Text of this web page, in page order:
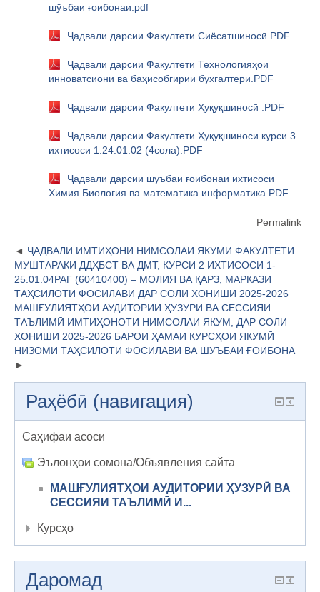
шӯъбаи ғоибонаи.pdf
Ҷадвали дарсии Факултети Сиёсатшиносӣ.PDF
Ҷадвали дарсии Факултети Технологияҳои
инноватсионӣ ва баҳисобгирии бухгалтерӣ.PDF
Ҷадвали дарсии Факултети Ҳуқуқшиносӣ .PDF
Ҷадвали дарсии Факултети Ҳуқуқшиноси курси 3
ихтисоси 1.24.01.02 (4сола).PDF
Ҷадвали дарсии шӯъбаи ғоибонаи ихтисоси
Химия.Биология ва математика информатика.PDF
Permalink
ҶАДВАЛИ ИМТИҲОНИ НИМСОЛАИ ЯКУМИ ФАКУЛТЕТИ
МУШТАРАКИ ДДҲБСТ ВА ДМТ, КУРСИ 2 ИХТИСОСИ 1-
25.01.04РАҒ (60410400) – МОЛИЯ ВА ҚАРЗ, МАРКАЗИ
ТАҲСИЛОТИ ФОСИЛАВӢ ДАР СОЛИ ХОНИШИ 2025-2026
МАШҒУЛИЯТҲОИ АУДИТОРИИ ҲУЗУРӢ ВА СЕССИЯИ
ТАЪЛИМӢ ИМТИҲОНОТИ НИМСОЛАИ ЯКУМ, ДАР СОЛИ
ХОНИШИ 2025-2026 БАРОИ ҲАМАИ КУРСҲОИ ЯКУМӢ
НИЗОМИ ТАҲСИЛОТИ ФОСИЛАВӢ ВА ШУЪБАИ ҒОИБОНА
Раҳёбӣ (навигация)
Саҳифаи асосӣ
Эълонҳои сомона/Объявления сайта
МАШҒУЛИЯТҲОИ АУДИТОРИИ ҲУЗУРӢ ВА
СЕССИЯИ ТАЪЛИМӢ И...
Курсҳо
Даромад